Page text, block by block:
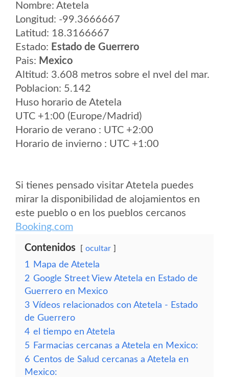
Nombre: Atetela
Longitud: -99.3666667
Latitud: 18.3166667
Estado: Estado de Guerrero
Pais: Mexico
Altitud: 3.608 metros sobre el nvel del mar.
Poblacion: 5.142
Huso horario de Atetela
UTC +1:00 (Europe/Madrid)
Horario de verano : UTC +2:00
Horario de invierno : UTC +1:00
Si tienes pensado visitar Atetela puedes
mirar la disponibilidad de alojamientos en
este pueblo o en los pueblos cercanos
Booking.com
Contenidos ocultar
1
Mapa de Atetela
2 Google Street View Atetela en Estado de
Guerrero en Mexico
3 Vídeos relacionados con Atetela - Estado
de Guerrero
4 el tiempo en Atetela
5 Farmacias cercanas a Atetela en Mexico:
6 Centos de Salud cercanas a Atetela en
Mexico: